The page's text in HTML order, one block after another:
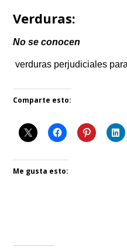
Verduras:
No se conocen
verduras perjudiciales
Comparte esto:
Me gusta esto: